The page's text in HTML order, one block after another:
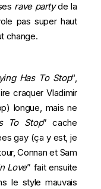
rave partyde la
pas super haut
change.
Has To Stop“,
craquer Vladimir
longue, mais ne
To Stop” cache
gay (ça y est, je
Connan et Sam
Love” fait ensuite
le style mauvais